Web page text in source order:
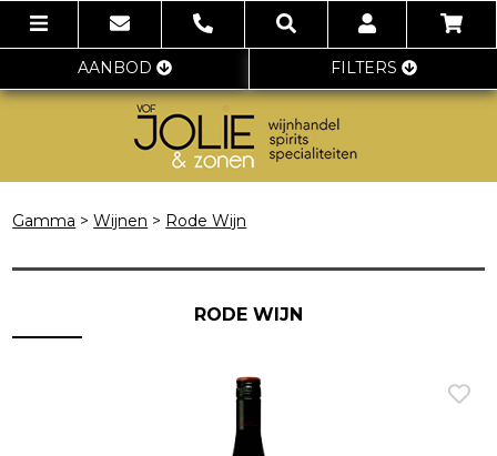
AANBOD FILTERS
Gamma >Wijnen > Rode Wijn
RODE WIJN